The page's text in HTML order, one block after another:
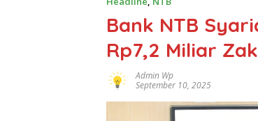
Bank NTB
Rp7,2 Miliar
Admin Wp
September 10, 2025